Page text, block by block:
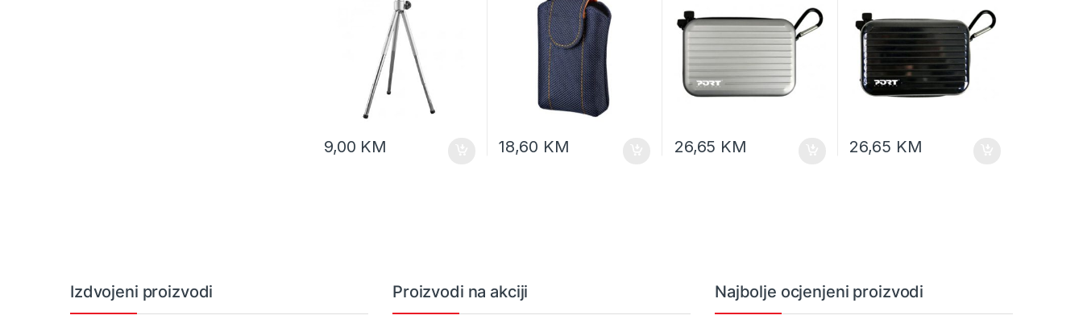
9,00 KM 18,60 KM 26,65 KM 26,65 KM
Izdvojeni proizvodi Proizvodi na akciji Najbolje ocjenjeni proizvodi